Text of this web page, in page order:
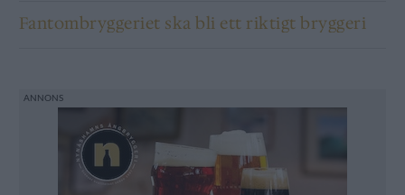
Fantombryggeriet ska bli ett riktigt bryggeri